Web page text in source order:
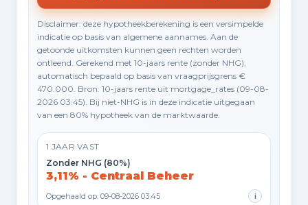
Disclaimer: deze hypotheekberekening is een versimpelde
indicatie op basis van algemene aannames. Aan de
getoonde uitkomsten kunnen geen rechten worden
ontleend. Gerekend met 10-jaars rente (zonder NHG),
automatisch bepaald op basis van vraagprijsgrens €
470.000. Bron: 10-jaars rente uit mortgage_rates (09-08-
2026 03:45). Bij niet-NHG is in deze indicatie uitgegaan
van een 80% hypotheek van de marktwaarde.
1 JAAR VAST
Zonder NHG (80%)
3,11% - Centraal Beheer
Opgehaald op: 09-08-2026 03:45 i